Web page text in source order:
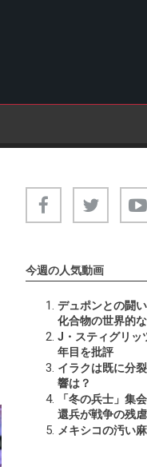
今週の人気動画
デュポンとの闘
化合物の世界的
J・スティグリ
年目を批評
イラクは既に分
響は？
「冬の兵士」集
還兵が戦争の残
メキシコの汚い